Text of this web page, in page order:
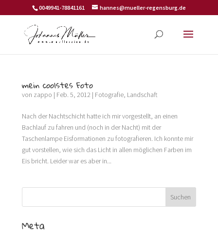
0049941-78841161 hannes@mueller-regensburg.de
mein coolstes Foto
von zappo | Feb. 5, 2012| Fotografie, Landschaft
Nach der Nachtschicht hatte ich mir vorgestellt, an einen
Bachlauf zu fahren und (noch in der Nacht) mit der
Taschenlampe Eisformationen zu fotografieren. Ich konnte mir
gut vorstellen, wie sich das Licht in allen möglichen Farben im
Eis bricht. Leider war es aber in...
Meta